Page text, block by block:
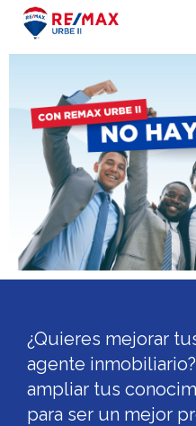
¿Quieres mejorar
agente
ampliar tus
para ser un mejor